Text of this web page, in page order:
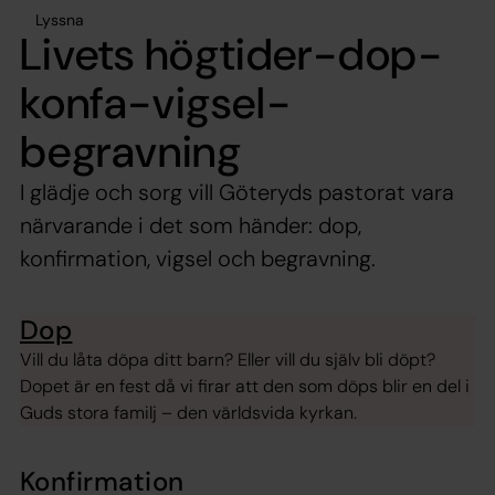
Lyssna
Livets högtider-dop-
konfa-vigsel-
begravning
I glädje och sorg vill Göteryds pastorat vara
närvarande i det som händer: dop,
konfirmation, vigsel och begravning.
Dop
Vill du låta döpa ditt barn? Eller vill du själv bli döpt?
Dopet är en fest då vi firar att den som döps blir en del i
Guds stora familj – den världsvida kyrkan.
Konfirmation